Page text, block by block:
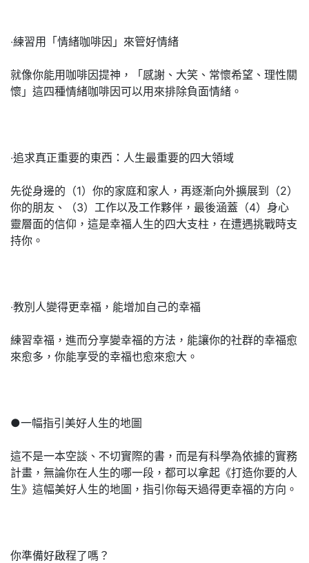
‧練習用「情緒咖啡因」來管好情緒
就像你能用咖啡因提神，「感謝、大笑、常懷希望、理性關
懷」這四種情緒咖啡因可以用來排除負面情緒。
‧追求真正重要的東西：人生最重要的四大領域
先從身邊的（1）你的家庭和家人，再逐漸向外擴展到（2）
你的朋友、（3）工作以及工作夥伴，最後涵蓋（4）身心
靈層面的信仰，這是幸福人生的四大支柱，在遭遇挑戰時支
持你。
‧教別人變得更幸福，能增加自己的幸福
練習幸福，進而分享變幸福的方法，能讓你的社群的幸福愈
來愈多，你能享受的幸福也愈來愈大。
●一幅指引美好人生的地圖
這不是一本空談、不切實際的書，而是有科學為依據的實務
計畫，無論你在人生的哪一段，都可以拿起《打造你要的人
生》這幅美好人生的地圖，指引你每天過得更幸福的方向。
你準備好啟程了嗎？